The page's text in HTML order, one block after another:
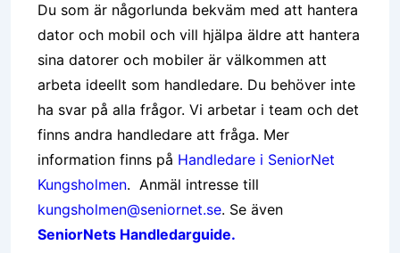
Du som är någorlunda bekväm med att hantera
dator och mobil och vill hjälpa äldre att hantera
sina datorer och mobiler är välkommen att
arbeta ideellt som handledare. Du behöver inte
ha svar på alla frågor. Vi arbetar i team och det
finns andra handledare att fråga. Mer
information finns på Handledare i SeniorNet
Kungsholmen. Anmäl intresse till
kungsholmen@seniornet.se. Se även
SeniorNets Handledarguide.